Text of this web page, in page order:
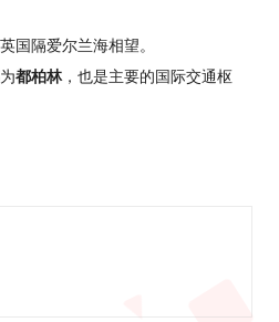
国隔爱尔兰海相望。
都柏林，也是主要的国际交通枢